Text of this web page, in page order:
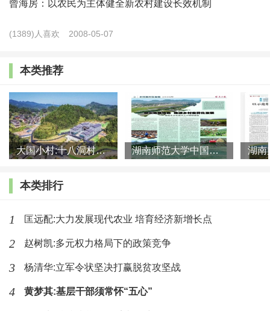
济和提高农民收入为出发点的，这无疑把握住了乡村振兴的
要义，但从实践来看，产业化路径也存在盲目发展、政绩导
2020年后，我国取得了脱贫攻坚战的胜利，绝对贫困问题
得到历史性解决，但很多地区仍存在经济基础较为薄弱、低
收入人口偏多等问题。为此，国家设立了五年过渡期，并推
底式路径的学者认为，我国现阶段刚刚解决绝对贫困问题，
高期望，重点应放在“保底”上。兜底式路径以解决农村人口
的基本生活保障为出发点，尤其关注脱贫地区人口的生活条
件改善问题。相对于城镇化路径和产业化路径，兜底式路径
是一种更为保守的乡村振兴路径。
曾海房：以农民为主体健全新农村建设长效机制
(1389)人喜欢 2008-05-07
本类推荐
大国小村:十八洞村的现代变迁是一道美丽的风景线 湖南师范大学中国乡村振兴研究院课题组:突出地域特色 推进乡村
本类排行
1 匡远配:大力发展现代农业 培育经济新增长点
2 赵树凯:多元权力格局下的政策竞争
3 杨清华:立军令状坚决打赢脱贫攻坚战
4 黄梦其:基层干部须常怀“五心”